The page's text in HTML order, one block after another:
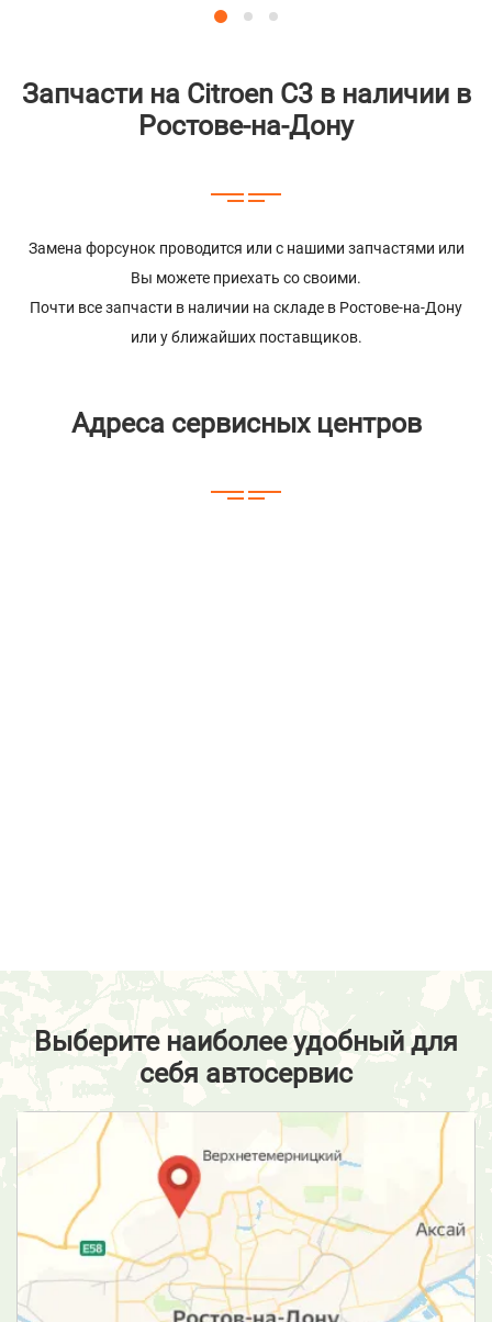
Запчасти на Citroen C3 в наличии в
Ростове-на-Дону
Замена форсунок проводится или с нашими запчастями или
Вы можете приехать со своими.
Почти все запчасти в наличии на складе в Ростове-на-Дону
или у ближайших поставщиков.
Адреса сервисных центров
Выберите наиболее удобный для
себя автосервис